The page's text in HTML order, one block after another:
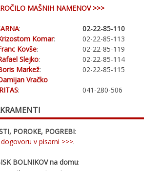
MAŠNIH NAMENOV >>>
:
02-22-85-110
Komar:
02-22-85-113
Kovše:
02-22-85-119
Slejko:
02-22-85-114
Markež:
02-22-85-115
Vračko
: 041-280-506
POROKE, POGREBI:
v pisarni >>>.
BOLNIKOV na domu: